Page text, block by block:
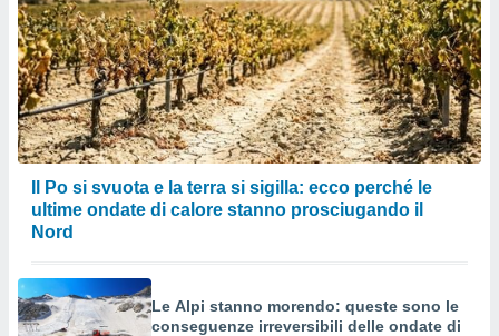
Il Po si svuota e la terra si sigilla: ecco perché le
ultime ondate di calore stanno prosciugando il
Nord
Le Alpi stanno morendo: queste sono le
conseguenze irreversibili delle ondate di